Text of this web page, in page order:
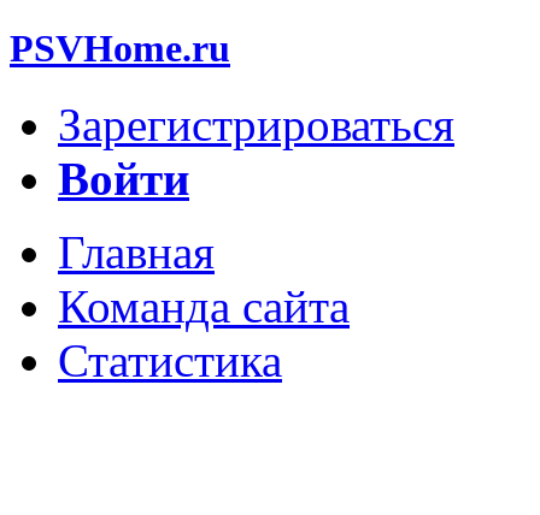
PSVHome.ru
Зарегистрироваться
Войти
Главная
Команда сайта
Статистика